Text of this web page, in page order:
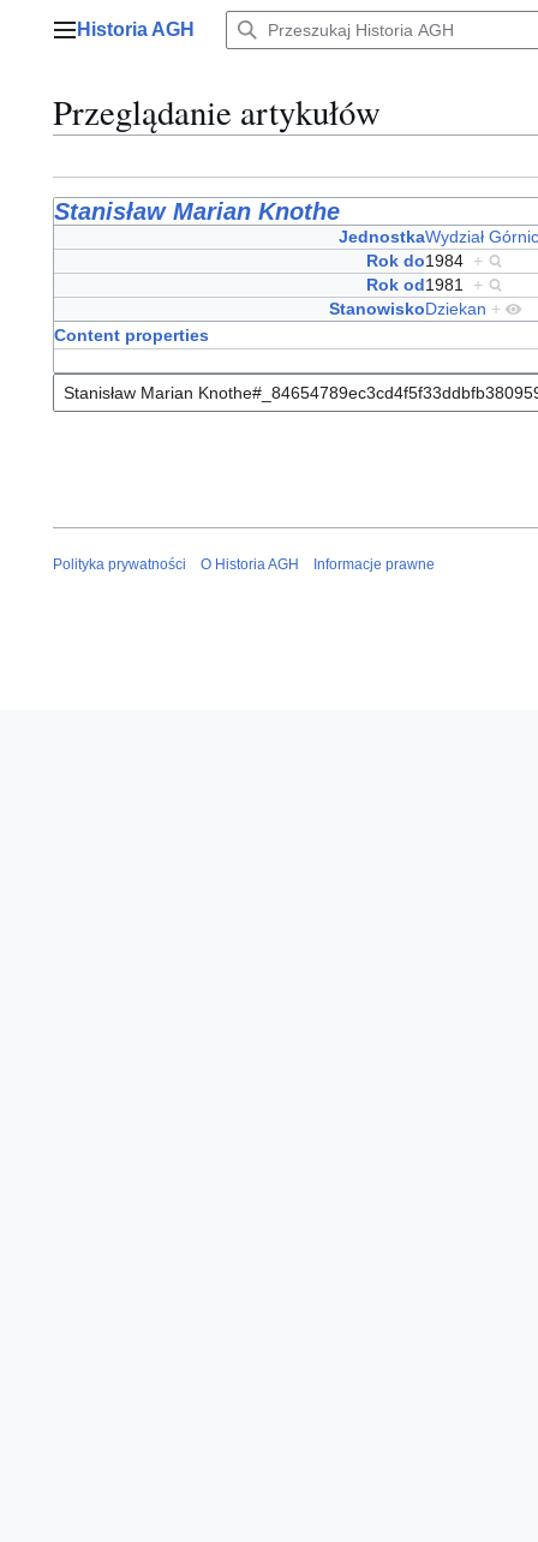
Menu główne
Historia AGH
Przeglądanie artykułów
Stanisław Marian Knothe
JednostkaWydział
Rok do1984 +
Rok od1981
+
StanowiskoDziekan +
Content properties
Polityka prywatności O Historia AGH Informacje prawne